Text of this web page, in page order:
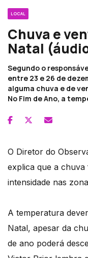
LOCAL
Chuva e
Natal
Segundo o
entre 23 e 26 de
alguma chuva e de
No Fim de Ano, a
O Diretor do
explica que a
intensidade nas
A temperatura
Natal, apesar da
de ano poderá